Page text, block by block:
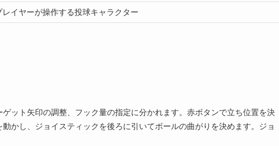
レイヤーが操作する投球キャラクター
ット矢印の調整、フック量の指定に分かれます。赤ボタンで立ち位置を決
かし、ジョイスティックを後ろに引いてボールの曲がりを決めます。ジョ